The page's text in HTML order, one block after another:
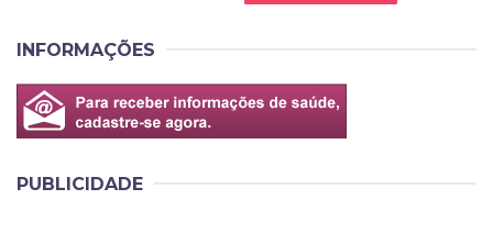
INFORMAÇÕES
PUBLICIDADE